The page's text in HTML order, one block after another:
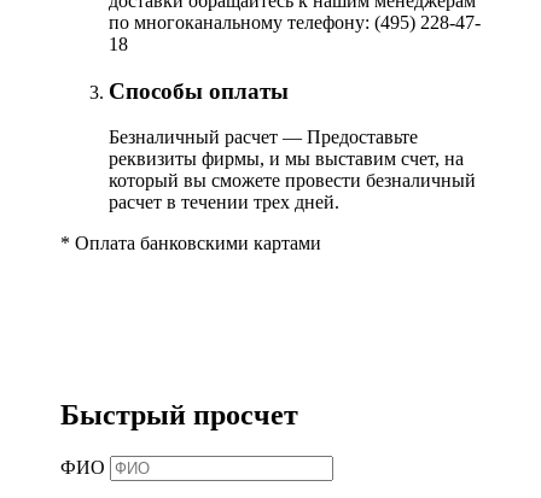
по многоканальному телефону: (495) 228-47-
18
Способы оплаты
Безналичный расчет — Предоставьте
реквизиты фирмы, и мы выставим счет, на
который вы сможете провести безналичный
расчет в течении трех дней.
* Оплата банковскими картами
Быстрый просчет
ФИО